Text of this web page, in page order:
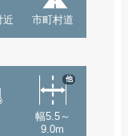
近 市町村道
幅5.5～
9.0m
他